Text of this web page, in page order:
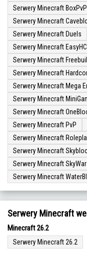
Serwery Minecraft BoxPvP
Serwery Minecraft
Serwery Minecraft Duels
Serwery Minecraft EasyHC
Serwery Minecraft
Serwery Minecraft
Serwery Minecraft Mega
Serwery Minecraft
Serwery Minecraft
Serwery Minecraft PvP
Serwery Minecraft
Serwery Minecraft
Serwery Minecraft
Serwery Minecraft
Serwery Minecraft
Minecraft 26.2
Serwery Minecraft 26.2